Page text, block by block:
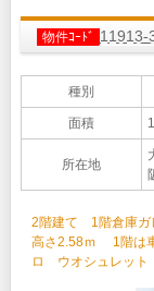
物件ｺｰﾄﾞ 11913-
種別
面積
所在地
2階建て 1階倉庫ガ
高さ2.58ｍ 1階は
ロ ウオシュレッ